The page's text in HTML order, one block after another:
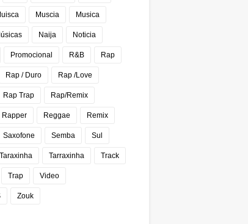
Muscia Musica
Naija Noticia
Promocional R&B Rap
Rap / Duro Rap /Love
Rap Trap Rap/Remix
Rapper Reggae Remix
Saxofone Semba Sul
Taraxinha Tarraxinha Track
Trap Video
Zouk